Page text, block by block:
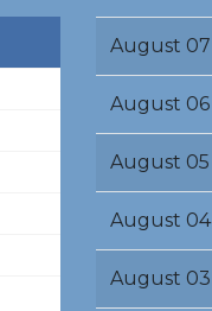
August 07
August 06
August 05
August 04
August 03